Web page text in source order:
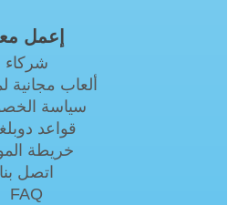
إعمل
شركاء
ألعاب مجانية
سياسة
قواعد
خريطة
اتصل بنا
FAQ